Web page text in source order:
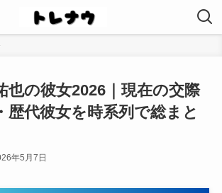
也の彼女2026｜現在の交際
歴代彼女を時系列で総まと
年5月7日